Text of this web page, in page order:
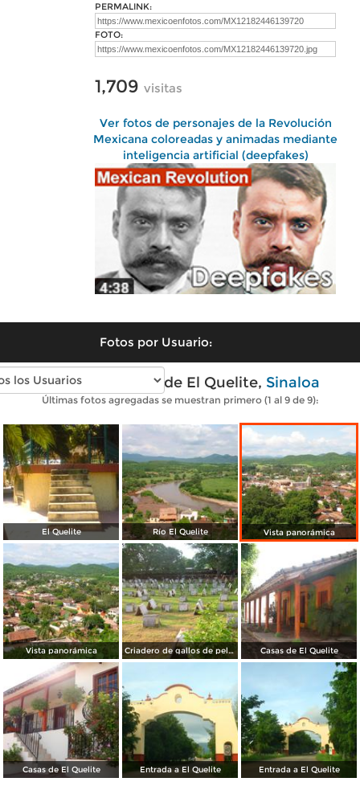
PERMALINK:
FOTO:
1,709 visitas
Ver fotos de personajes de la Revolución
Mexicana coloreadas y animadas mediante
inteligencia artificial (deepfakes)
Fotos por Usuario:
Fotos modernas de El Quelite, Sinaloa
Últimas fotos agregadas se muestran primero (1 al 9 de 9):
El Quelite Río El Quelite Vista panorámica
Vista panorámica Criadero de gallos de pelea Casas de El Quelite
Casas de El Quelite Entrada a El Quelite Entrada a El Quelite